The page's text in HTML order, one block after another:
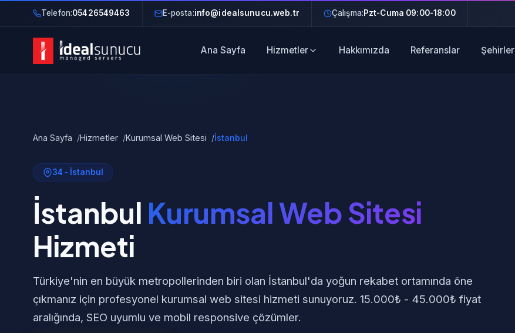
Telefon:05426549463 E-posta:info@idealsunucu.web.tr Çalışma:Pzt-Cuma 09:00-18:00
Ana Sayfa Hizmetler Hakkımızda Referanslar Şehirler
Ana Sayfa Hizmetler Kurumsal Web Sitesi İstanbul
34 - İstanbul
İstanbul Kurumsal Web Sitesi
Hizmeti
Türkiye'nin en büyük metropollerinden biri olan İstanbul'da yoğun rekabet ortamında öne
çıkmanız için profesyonel kurumsal web sitesi hizmeti sunuyoruz. 15.000₺ - 45.000₺ fiyat
aralığında, SEO uyumlu ve mobil responsive çözümler.